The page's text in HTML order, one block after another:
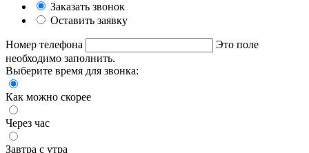
Заказать звонок
Оставить заявку
Номер телефона
Это поле
необходимо заполнить.
Выберите время для звонка:
Как можно скорее
Через час
Завтра с утра